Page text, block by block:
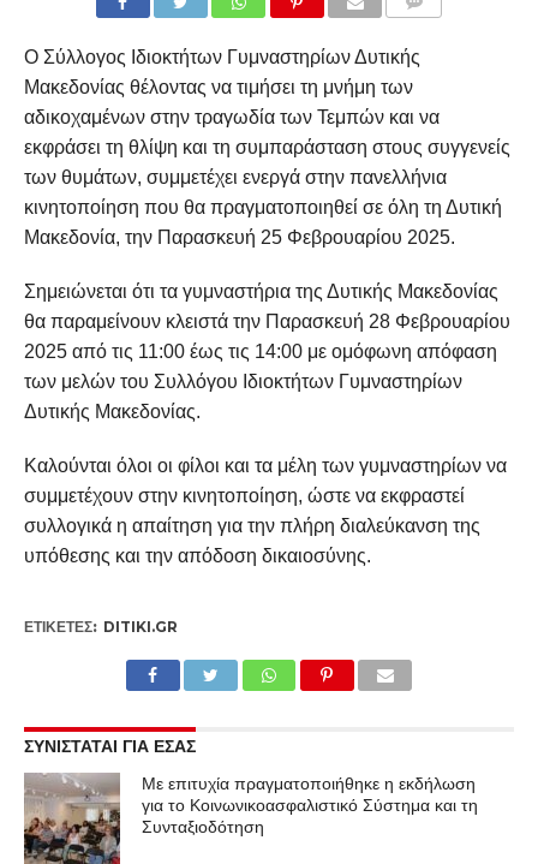
Ο Σύλλογος Ιδιοκτήτων Γυμναστηρίων Δυτικής
Μακεδονίας θέλοντας να τιμήσει τη μνήμη των
αδικοχαμένων στην τραγωδία των Τεμπών και να
εκφράσει τη θλίψη και τη συμπαράσταση στους συγγενείς
των θυμάτων, συμμετέχει ενεργά στην πανελλήνια
κινητοποίηση που θα πραγματοποιηθεί σε όλη τη Δυτική
Μακεδονία, την Παρασκευή 25 Φεβρουαρίου 2025.
Σημειώνεται ότι τα γυμναστήρια της Δυτικής Μακεδονίας
θα παραμείνουν κλειστά την Παρασκευή 28 Φεβρουαρίου
2025 από τις 11:00 έως τις 14:00 με ομόφωνη απόφαση
των μελών του Συλλόγου Ιδιοκτήτων Γυμναστηρίων
Δυτικής Μακεδονίας.
Καλούνται όλοι οι φίλοι και τα μέλη των γυμναστηρίων να
συμμετέχουν στην κινητοποίηση, ώστε να εκφραστεί
συλλογικά η απαίτηση για την πλήρη διαλεύκανση της
υπόθεσης και την απόδοση δικαιοσύνης.
ΕΤΙΚΕΤΕΣ: DITIKI.GR
ΣΥΝΙΣΤΑΤΑΙ ΓΙΑ ΕΣΑΣ
Με επιτυχία πραγματοποιήθηκε η εκδήλωση
για το Κοινωνικοασφαλιστικό Σύστημα και τη
Συνταξιοδότηση